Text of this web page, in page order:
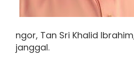
ngor, Tan Sri Khalid
janggal.